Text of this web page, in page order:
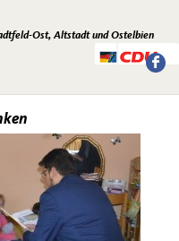
Ost, Altstadt und Ostelbien